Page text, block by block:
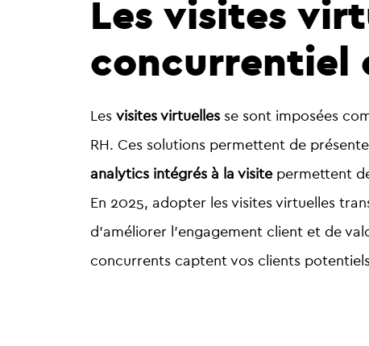
Les visites
concurrentiel
Les visites virtuelles se sont imposées
RH. Ces solutions permettent de
analytics intégrés à la visite permettent
En 2025, adopter les visites virtuelles
d’améliorer l’engagement client et de
concurrents captent vos clients